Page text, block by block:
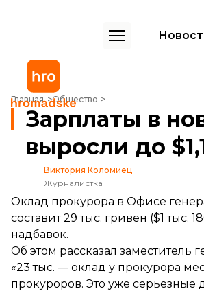
Главная Общество
Зарплаты в новом Офисе генпрокурора
Зарплаты в
выросли до
Виктория Коломиец
Журналистка
Оклад прокурора в Офисе
составит 29 тыс. гривен ($1 тыс.
надбавок.
Об этом рассказал заместитель
«23 тыс. — оклад у прокурора
прокуроров. Это уже серьезные